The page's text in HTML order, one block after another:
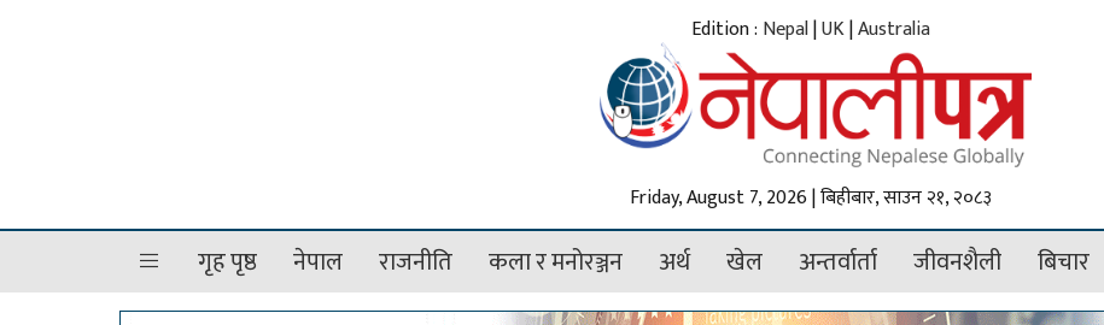
Edition : Nepal|UK|Australia
Friday, August 7, 2026 | बिहीबार, साउन २१, २०८३
गृह पृष्ठ नेपाल राजनीति कला र मनोरञ्जन अर्थ खेल अन्तर्वार्ता जीवनशैली बिचार